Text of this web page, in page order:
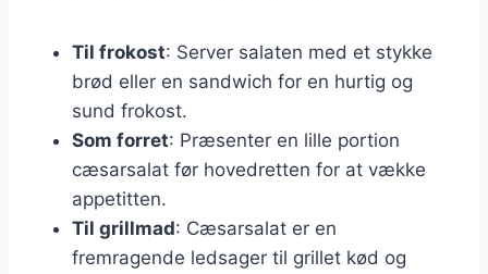
Til frokost: Server salaten med et stykke
brød eller en sandwich for en hurtig og
sund frokost.
Som forret: Præsenter en lille portion
cæsarsalat før hovedretten for at vække
appetitten.
Til grillmad: Cæsarsalat er en
fremragende ledsager til grillet kød og